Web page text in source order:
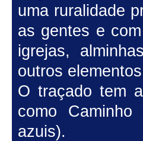
uma ruralidade
as gentes e
igrejas,
outros
O traçado tem
como
azuis).